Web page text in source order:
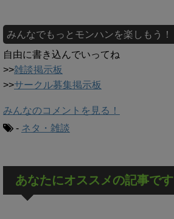
みんなでもっとモンハンを楽しもう！
自由に書き込んでいってね
>>雑談掲示板
>>サークル募集掲示板
みんなのコメントを見る！
- ネタ・雑談
あなたにオススメの記事です